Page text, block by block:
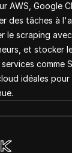
AWS, Google
des tâches à
le scraping
et stocker
comme
idéales pour